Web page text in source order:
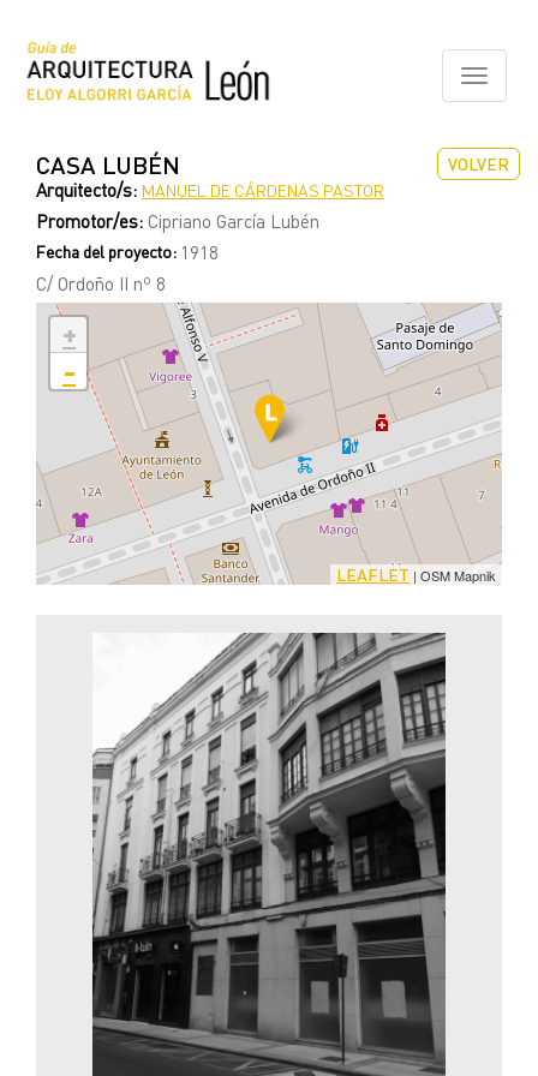
contenido
principal
Toggle
VOLVER
CASA LUBÉN
Arquitecto/s: MANUEL DE CÁRDENAS PASTOR
Promotor/es: Cipriano García Lubén
Fecha del proyecto: 1918
C/ Ordoño II nº 8
+
-
LEAFLET | OSM Mapnik